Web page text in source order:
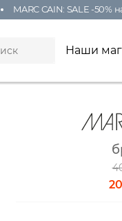
MARC CAIN: SALE -50% на
Наши